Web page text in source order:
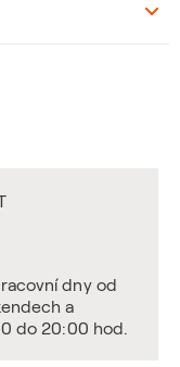
dny od
a
do 20:00 hod.